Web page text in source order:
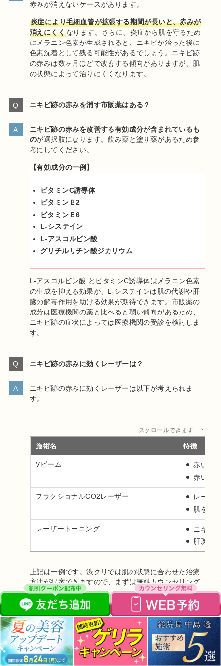
赤みが消えないケースがあります。
炎症により毛細血管が拡張する期間が長いと、赤みが
消えにくくなります。さらに、炎症から肌を守るため
にメラニン色素が生成されると、ニキビが治った後に
色素沈着として残る可能性があるでしょう。ニキビ跡
の赤みは数ヶ月ほどで改善する傾向がありますが、肌
の状態によって治りにくくなります。
ニキビ跡の赤みを消す市販薬はある？
ニキビ跡の赤みを改善する有効成分が含まれているも
のが選択肢になります。飲み薬と塗り薬があるため参
考にしてください。
【有効成分の一例】
ビタミンC誘導体
ビタミンＢ2
ビタミンＢ6
L-システイン
L-アスコルビン酸
グリチルリチン酸ジカリウム
L-アスコルビン酸 とビタミンC誘導体はメラニン色素
の生成を抑える効果が、L-システインは肌の代謝や肝
臓の解毒作用を助ける効果が期待できます。市販薬の
成分は医療機関の薬と比べると弱い傾向があるため、
ニキビ跡の症状によっては医療機関の受診を検討しま
す。
ニキビ跡の赤みに効くレーザーは？
ニキビ跡の赤みに効くレーザーは以下が考えられま
す。
スクロールできます
施術名 特徴
Vビーム
赤いニ
赤い色
フラクショナルCO2レーザー
レーザ
肌を入
レーザートーニング
ニキビ
肝斑、
上記は一例です。渋クリでは肌の状態に合わせた治療
方法が提案できますので、まずは無料カウンセリング
にお越しください。
渋谷美容外科クリニックの
無料相談はこちら